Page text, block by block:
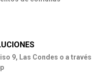
9, Las Condes o a través